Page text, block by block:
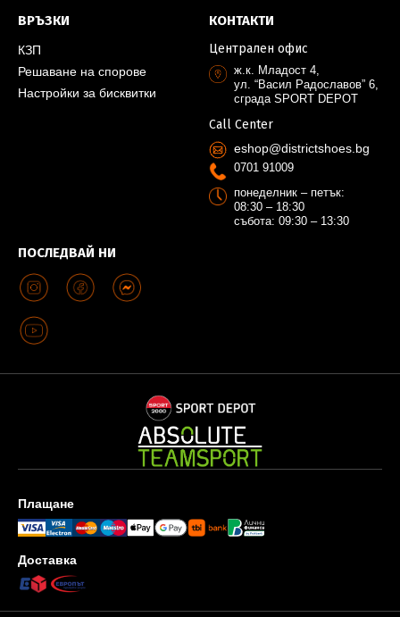
ВРЪЗКИ
КЗП
Решаване на спорове
Настройки за бисквитки
ПОСЛЕДВАЙ НИ
КОНТАКТИ
Централен офис
ж.к. Младост 4,
ул. “Васил Радославов” 6,
сграда SPORT DEPOT
Call Center
eshop@districtshoes.bg
0701 91009
понеделник – петък:
08:30 – 18:30
събота: 09:30 – 13:30
Плащане
Доставка